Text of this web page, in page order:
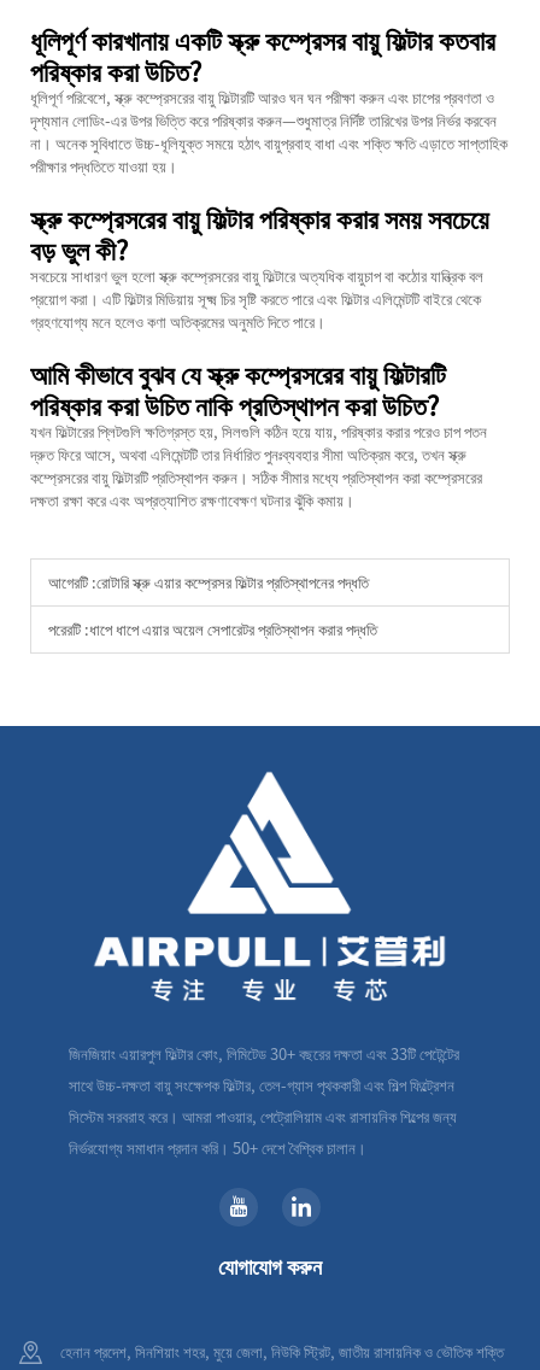
ধূলিপূর্ণ কারখানায় একটি স্ক্রু কম্প্রেসর বায়ু ফিল্টার কতবার
পরিষ্কার করা উচিত?
ধূলিপূর্ণ পরিবেশে, স্ক্রু কম্প্রেসরের বায়ু ফিল্টারটি আরও ঘন ঘন পরীক্ষা করুন এবং চাপের প্রবণতা ও
দৃশ্যমান লোডিং-এর উপর ভিত্তি করে পরিষ্কার করুন—শুধুমাত্র নির্দিষ্ট তারিখের উপর নির্ভর করবেন
না। অনেক সুবিধাতে উচ্চ-ধূলিযুক্ত সময়ে হঠাৎ বায়ুপ্রবাহ বাধা এবং শক্তি ক্ষতি এড়াতে সাপ্তাহিক
পরীক্ষার পদ্ধতিতে যাওয়া হয়।
স্ক্রু কম্প্রেসরের বায়ু ফিল্টার পরিষ্কার করার সময় সবচেয়ে
বড় ভুল কী?
সবচেয়ে সাধারণ ভুল হলো স্ক্রু কম্প্রেসরের বায়ু ফিল্টারে অত্যধিক বায়ুচাপ বা কঠোর যান্ত্রিক বল
প্রয়োগ করা। এটি ফিল্টার মিডিয়ায় সূক্ষ্ম চির সৃষ্টি করতে পারে এবং ফিল্টার এলিমেন্টটি বাইরে থেকে
গ্রহণযোগ্য মনে হলেও কণা অতিক্রমের অনুমতি দিতে পারে।
আমি কীভাবে বুঝব যে স্ক্রু কম্প্রেসরের বায়ু ফিল্টারটি
পরিষ্কার করা উচিত নাকি প্রতিস্থাপন করা উচিত?
যখন ফিল্টারের প্লিটগুলি ক্ষতিগ্রস্ত হয়, সিলগুলি কঠিন হয়ে যায়, পরিষ্কার করার পরেও চাপ পতন
দ্রুত ফিরে আসে, অথবা এলিমেন্টটি তার নির্ধারিত পুনঃব্যবহার সীমা অতিক্রম করে, তখন স্ক্রু
কম্প্রেসরের বায়ু ফিল্টারটি প্রতিস্থাপন করুন। সঠিক সীমার মধ্যে প্রতিস্থাপন করা কম্প্রেসরের
দক্ষতা রক্ষা করে এবং অপ্রত্যাশিত রক্ষণাবেক্ষণ ঘটনার ঝুঁকি কমায়।
আগেরটি :রোটারি স্ক্রু এয়ার কম্প্রেসর ফিল্টার প্রতিস্থাপনের পদ্ধতি
পরেরটি :ধাপে ধাপে এয়ার অয়েল সেপারেটর প্রতিস্থাপন করার পদ্ধতি
জিনজিয়াং এয়ারপুল ফিল্টার কোং, লিমিটেড 30+ বছরের দক্ষতা এবং 33টি পেটেন্টের
সাথে উচ্চ-দক্ষতা বায়ু সংক্ষেপক ফিল্টার, তেল-গ্যাস পৃথককারী এবং শিল্প ফিল্ট্রেশন
সিস্টেম সরবরাহ করে। আমরা পাওয়ার, পেট্রোলিয়াম এবং রাসায়নিক শিল্পের জন্য
নির্ভরযোগ্য সমাধান প্রদান করি। 50+ দেশে বৈশ্বিক চালান।
যোগাযোগ করুন
হেনান প্রদেশ, সিনশিয়াং শহর, মুয়ে জেলা, নিউকি স্ট্রিট, জাতীয় রাসায়নিক ও ভৌতিক শক্তি